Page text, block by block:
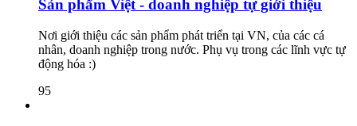
Sản phẩm Việt - doanh nghiệp tự giới thiệu
Nơi giới thiệu các sản phẩm phát triển tại VN, của các cá
nhân, doanh nghiệp trong nước. Phụ vụ trong các lĩnh vực tự
động hóa :)
95